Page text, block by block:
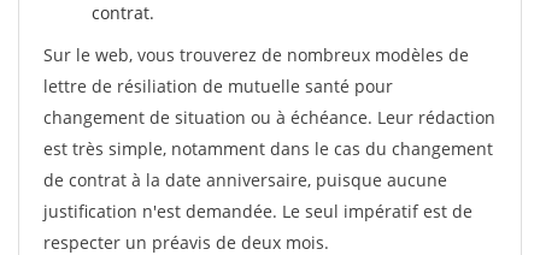
contrat.
Sur le web, vous trouverez de nombreux modèles de
lettre de résiliation de mutuelle santé pour
changement de situation ou à échéance. Leur rédaction
est très simple, notamment dans le cas du changement
de contrat à la date anniversaire, puisque aucune
justification n'est demandée. Le seul impératif est de
respecter un préavis de deux mois.